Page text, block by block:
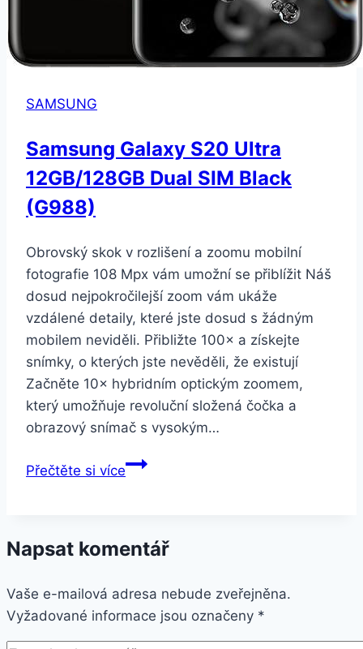
SAMSUNG
Samsung Galaxy S20 Ultra
12GB/128GB Dual SIM Black
(G988)
Obrovský skok v rozlišení a zoomu mobilní
fotografie 108 Mpx vám umožní se přiblížit Náš
dosud nejpokročilejší zoom vám ukáže
vzdálené detaily, které jste dosud s žádným
mobilem neviděli. Přibližte 100× a získejte
snímky, o kterých jste nevěděli, že existují
Začněte 10× hybridním optickým zoomem,
který umožňuje revoluční složená čočka a
obrazový snímač s vysokým…
Přečtěte si víceSamsung
12GB/128GB
SIM
Black
(G988)
Napsat komentář
Vaše e-mailová adresa nebude zveřejněna.
Vyžadované informace jsou označeny *